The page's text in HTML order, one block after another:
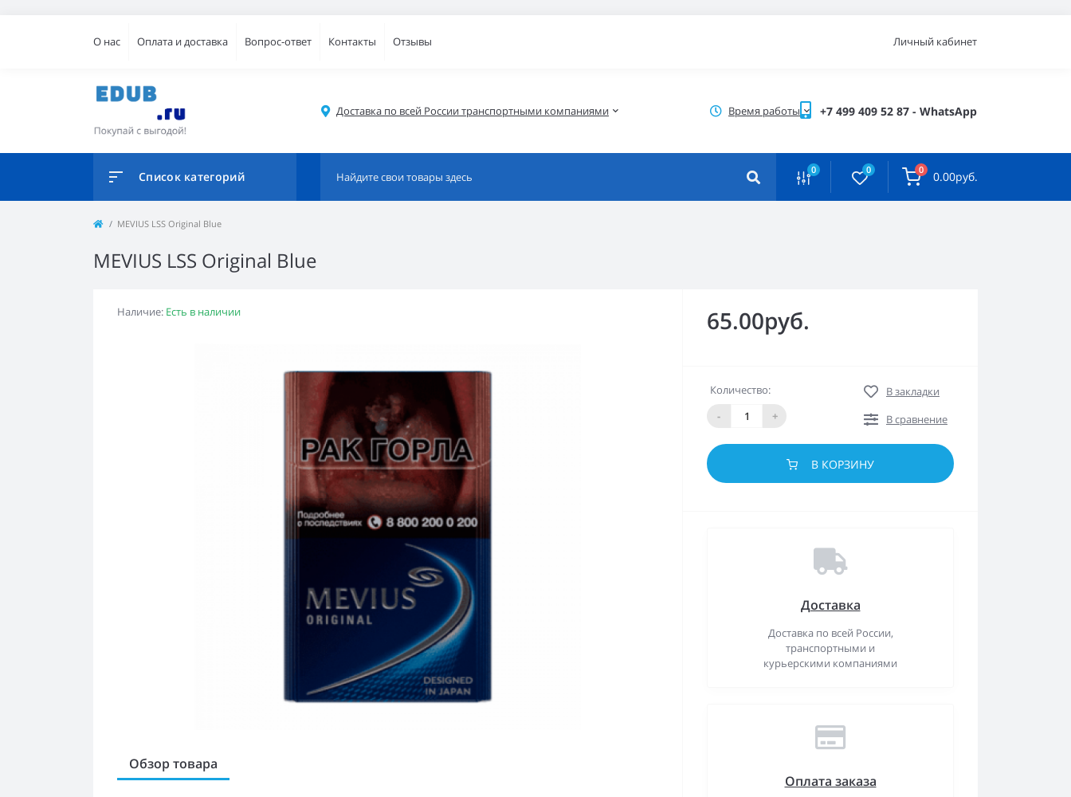
О нас Оплата и доставка Вопрос-ответ Контакты Отзывы Личный кабинет
Доставка по всей России транспортными компаниями Время работы +7 499 409 52 87 - WhatsApp
Список категорий 0 0 0 0.00руб.
MEVIUS LSS Original Blue
MEVIUS LSS Original Blue
Наличие: Есть в наличии
Обзор товара
65.00руб.
Количество:
-
+
В закладки
В сравнение
В КОРЗИНУ
Доставка
Доставка по всей России,
транспортными и
курьерскими компаниями
Оплата заказа